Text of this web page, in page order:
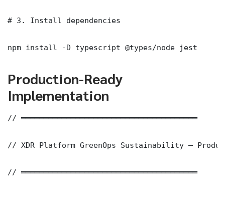
# 3. Install dependencies
npm install -D typescript @types/node jest
Production-Ready
Implementation
// ═══════════════════════════════════════
// XDR Platform GreenOps Sustainability —
// ═══════════════════════════════════════